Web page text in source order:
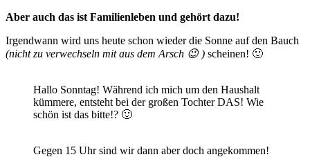
Aber auch das ist Familienleben und gehört dazu!
Irgendwann wird uns heute schon wieder die Sonne auf den Bauch
(nicht zu verwechseln mit aus dem Arsch 😉 ) scheinen! 🙂
Hallo Sonntag! Während ich mich um den Haushalt
kümmere, entsteht bei der großen Tochter DAS! Wie
schön ist das bitte!? 🙂
Gegen 15 Uhr sind wir dann aber doch angekommen!